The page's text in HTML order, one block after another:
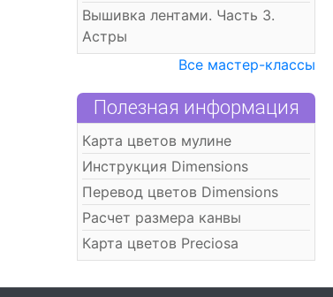
Вышивка лентами. Часть 3.
Астры
Все мастер-классы
Полезная информация
Карта цветов мулине
Инструкция Dimensions
Перевод цветов Dimensions
Расчет размера канвы
Карта цветов Preciosa